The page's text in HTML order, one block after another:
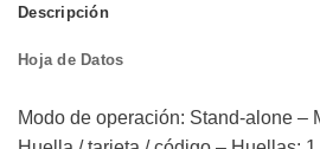
Descripción
Hoja de Datos
Modo de operación: Stand-alone –